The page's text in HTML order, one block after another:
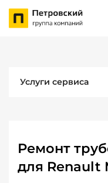
Услуги сервиса
Ремонт
для Renault